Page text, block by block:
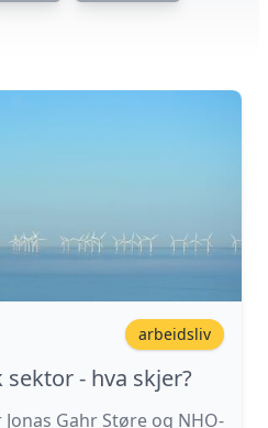
arbeidsliv
- hva skjer?
Gahr Støre og NHO-